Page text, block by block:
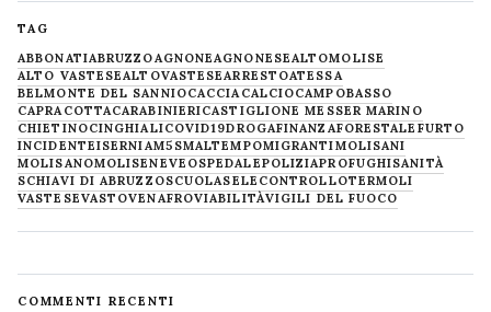
TAG
ABBONATIABRUZZOAGNONEAGNONESEALTOMOLISE
ALTO VASTESEALTOVASTESEARRESTOATESSA
BELMONTE DEL SANNIOCACCIACALCIOCAMPOBASSO
CAPRACOTTACARABINIERICASTIGLIONE MESSER MARINO
CHIETINOCINGHIALICOVID19DROGAFINANZAFORESTALE FURTO
INCIDENTEISERNIAM5SMALTEMPOMIGRANTIMOLISANI
MOLISANOMOLISENEVE OSPEDALEPOLIZIAPROFUGHISANITÀ
SCHIAVI DI ABRUZZOSCUOLASELECONTROLLOTERMOLI
VASTESEVASTOVENAFROVIABILITÀVIGILI DEL FUOCO
COMMENTI RECENTI